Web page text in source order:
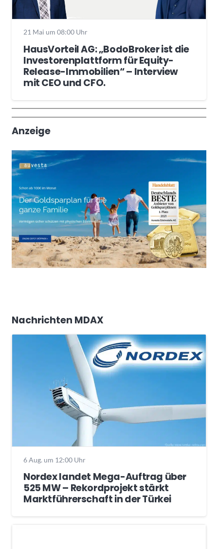
21 Mai um 08:00 Uhr
HausVorteil AG: „BodoBroker ist die
Investorenplattform für Equity-
Release-Immobilien“ – Interview
mit CEO und CFO.
Wochenrückblick
Trendthemen
Anzeige
Nachrichten MDAX
6 Aug. um 12:00 Uhr
Nordex landet Mega-Auftrag über
525 MW – Rekordprojekt stärkt
Marktführerschaft in der Türkei